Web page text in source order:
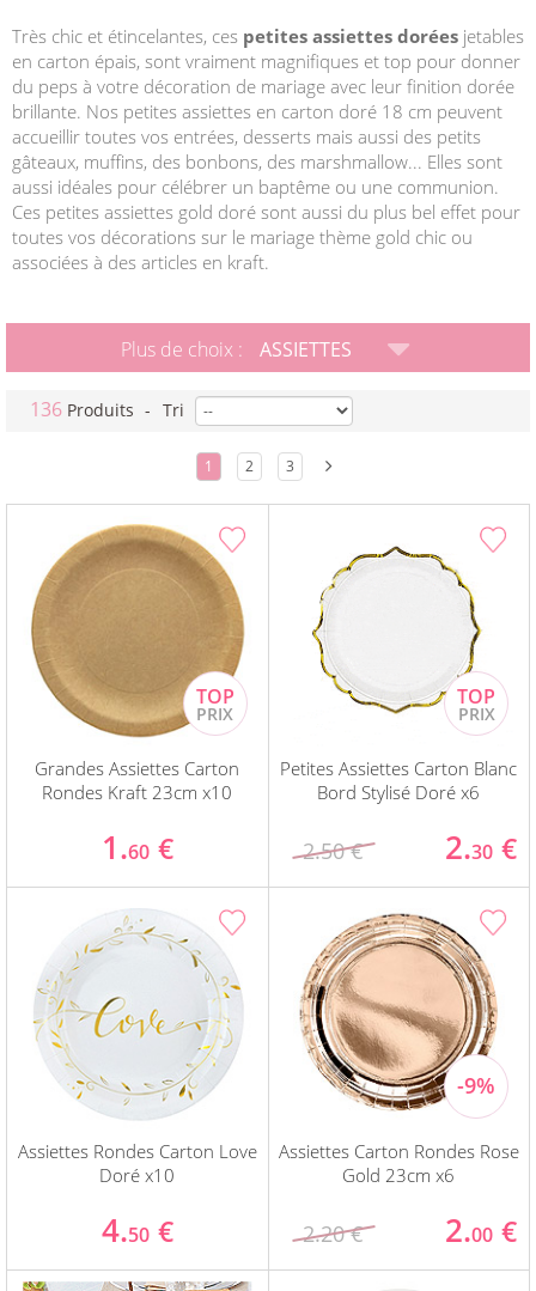
Très chic et étincelantes, ces petites assiettes dorées jetables
en carton épais, sont vraiment magnifiques et top pour donner
du peps à votre décoration de mariage avec leur finition dorée
brillante. Nos petites assiettes en carton doré 18 cm peuvent
accueillir toutes vos entrées, desserts mais aussi des petits
gâteaux, muffins, des bonbons, des marshmallow... Elles sont
aussi idéales pour célébrer un baptême ou une communion.
Ces petites assiettes gold doré sont aussi du plus bel effet pour
toutes vos décorations sur le mariage thème gold chic ou
associées à des articles en kraft.
Plus de choix : ASSIETTES
136 Produits - Tri
1 2 3
Grandes Assiettes Carton
Rondes Kraft 23cm x10
1.60 €
Petites Assiettes Carton Blanc
Bord Stylisé Doré x6
2.50 € 2.30 €
Assiettes Rondes Carton Love
Doré x10
4.50 €
Assiettes Carton Rondes Rose
Gold 23cm x6
2.20 € 2.00 €